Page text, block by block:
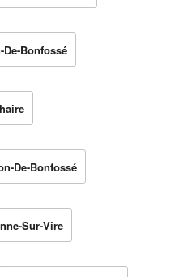
De-Bonfossé
De-Bonfossé
Sur-Vire